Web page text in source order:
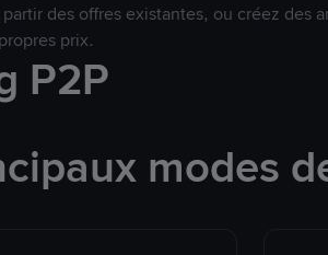
des offres existantes, ou créez des
prix.
P2P
modes